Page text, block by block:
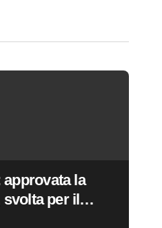
la
svolta per il